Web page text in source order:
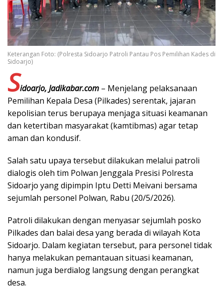
Keterangan Foto: (Polresta Sidoarjo Patroli Pantau Pos Pemilihan Kades di
Sidoarjo)
Sidoarjo, Jadikabar.com – Menjelang pelaksanaan
Pemilihan Kepala Desa (Pilkades) serentak, jajaran
kepolisian terus berupaya menjaga situasi keamanan
dan ketertiban masyarakat (kamtibmas) agar tetap
aman dan kondusif.
Salah satu upaya tersebut dilakukan melalui patroli
dialogis oleh tim Polwan Jenggala Presisi Polresta
Sidoarjo yang dipimpin Iptu Detti Meivani bersama
sejumlah personel Polwan, Rabu (20/5/2026).
Patroli dilakukan dengan menyasar sejumlah posko
Pilkades dan balai desa yang berada di wilayah Kota
Sidoarjo. Dalam kegiatan tersebut, para personel tidak
hanya melakukan pemantauan situasi keamanan,
namun juga berdialog langsung dengan perangkat
desa.